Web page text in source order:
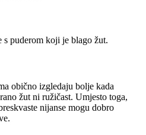
puderom koji je blago žut.
obično izgledaju bolje kada
žut ni ružičast. Umjesto toga,
nijanse mogu dobro